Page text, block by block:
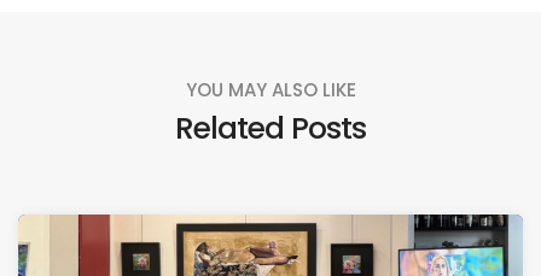
YOU MAY ALSO LIKE
Related Posts